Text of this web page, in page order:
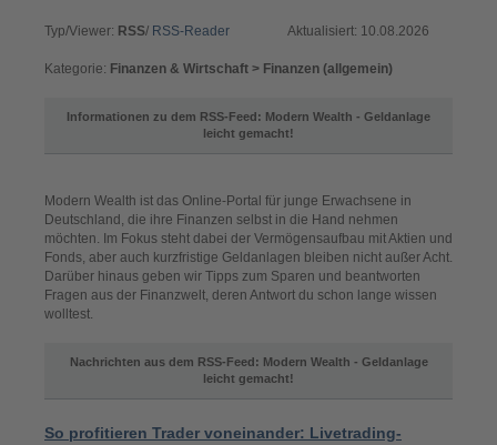
Typ/Viewer: RSS/ RSS-Reader Aktualisiert: 10.08.2026
Kategorie: Finanzen & Wirtschaft > Finanzen (allgemein)
Informationen zu dem RSS-Feed: Modern Wealth - Geldanlage
leicht gemacht!
Modern Wealth ist das Online-Portal für junge Erwachsene in
Deutschland, die ihre Finanzen selbst in die Hand nehmen
möchten. Im Fokus steht dabei der Vermögensaufbau mit Aktien und
Fonds, aber auch kurzfristige Geldanlagen bleiben nicht außer Acht.
Darüber hinaus geben wir Tipps zum Sparen und beantworten
Fragen aus der Finanzwelt, deren Antwort du schon lange wissen
wolltest.
Nachrichten aus dem RSS-Feed: Modern Wealth - Geldanlage
leicht gemacht!
So profitieren Trader voneinander: Livetrading-